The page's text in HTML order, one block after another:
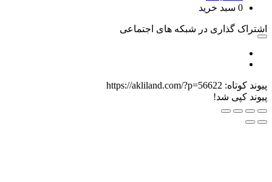
خرید
در شبکه های اجتماعی
https://akliland.com/?p=56622